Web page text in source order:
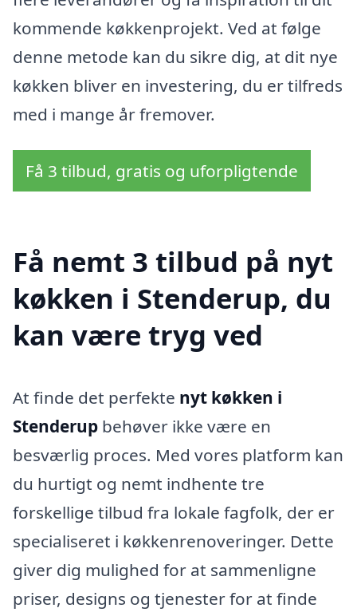
kommende køkkenprojekt. Ved at følge
denne metode kan du sikre dig, at dit nye
køkken bliver en investering, du er tilfreds
med i mange år fremover.
Få 3 tilbud, gratis og uforpligtende
Få nemt 3 tilbud på nyt
køkken i Stenderup, du
kan være tryg ved
At finde det perfekte nyt køkken i
Stenderup behøver ikke være en
besværlig proces. Med vores platform kan
du hurtigt og nemt indhente tre
forskellige tilbud fra lokale fagfolk, der er
specialiseret i køkkenrenoveringer. Dette
giver dig mulighed for at sammenligne
priser, designs og tjenester for at finde